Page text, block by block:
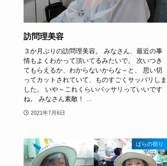
訪問理美容
３か月ぶりの訪問理美容。 みなさん、最近の事
情もよくわかって頂いてるみたいで。 次いつき
てもらえるか、わからないからな～と、 思い切
ってカットされていて、ものすごくサッパリしま
した。 いや～これくらいバッサリっていいです
ね。 みなさん素敵！ ...
2021年7月6日
ばらの宿り